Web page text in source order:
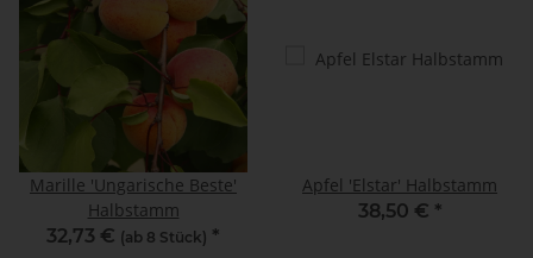
Marille 'Ungarische Beste'
Halbstamm
32,73 € (ab 8 Stück) *
Apfel 'Elstar' Halbstamm
38,50 € *